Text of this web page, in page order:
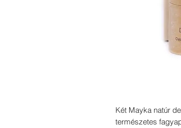
Két Mayka natúr
természetes